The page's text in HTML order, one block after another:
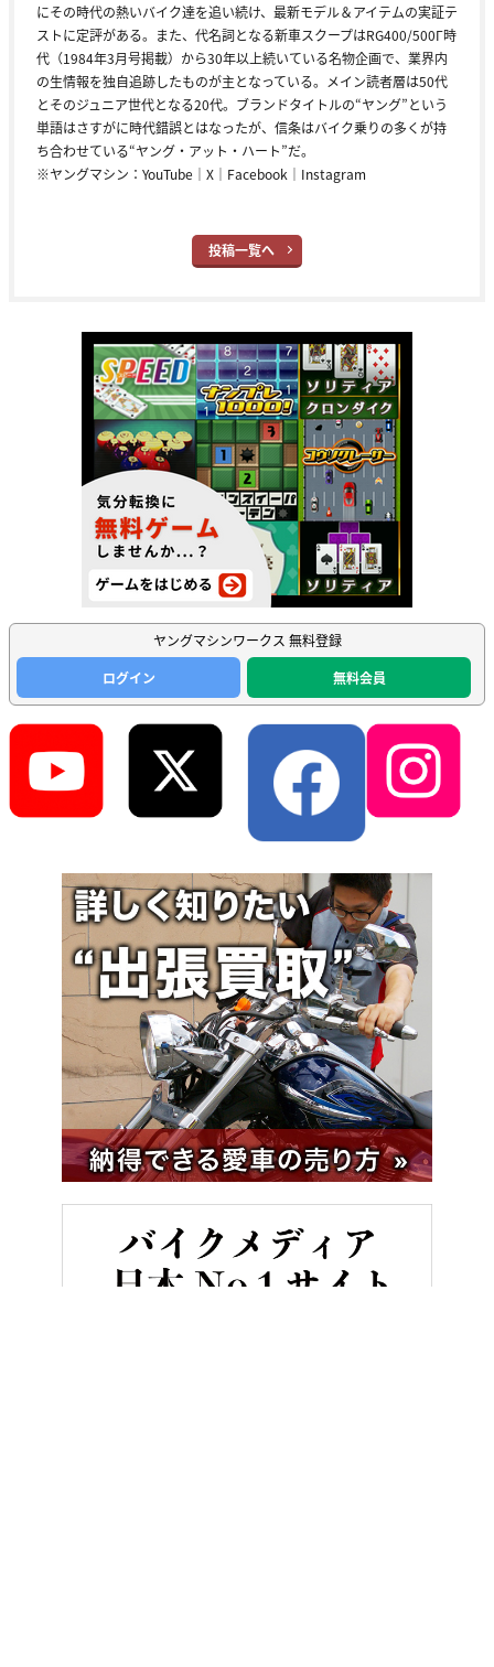
にその時代の熱いバイク達を追い続け、最新モデル＆アイテムの実証テ
ストに定評がある。また、代名詞となる新車スクープはRG400/500Γ時
代（1984年3月号掲載）から30年以上続いている名物企画で、業界内
の生情報を独自追跡したものが主となっている。メイン読者層は50代
とそのジュニア世代となる20代。ブランドタイトルの“ヤング”という
単語はさすがに時代錯誤とはなったが、信条はバイク乗りの多くが持
ち合わせている“ヤング・アット・ハート”だ。
※ヤングマシン： YouTube ｜ X ｜ Facebook ｜ Instagram
投稿一覧へ
ヤングマシンワークス 無料登録
ログイン
無料会員